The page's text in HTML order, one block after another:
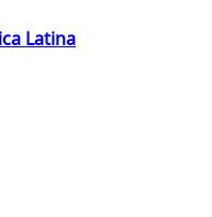
Latina